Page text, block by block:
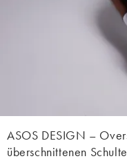
ASOS DESIGN –
überschnittenen